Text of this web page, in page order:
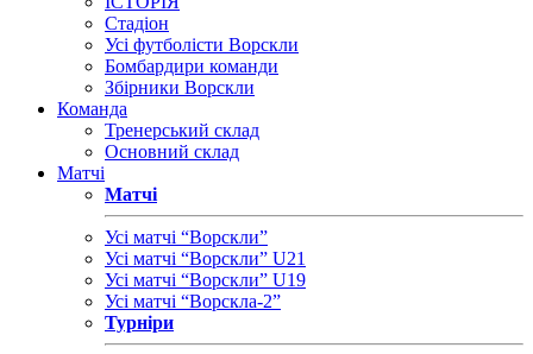
Стадіон
Усі футболісти Ворскли
Бомбардири команди
Збірники Ворскли
Команда
Тренерський склад
Основний склад
Матчі
Матчі
Усі матчі “Ворскли”
Усі матчі “Ворскли” U21
Усі матчі “Ворскли” U19
Усі матчі “Ворскла-2”
Турніри